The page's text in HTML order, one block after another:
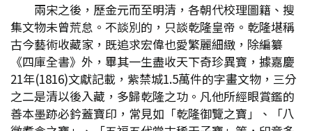
兩宋之後，歷金元而至明清，各朝代校理圖籍、搜
集文物未曾荒怠。不談別的，只談乾隆皇帝。乾隆堪稱
古今藝術收藏家，既追求宏偉也愛繁麗細緻，除編纂
《四庫全書》外，畢其一生盡收天下奇珍異寶，據嘉慶
21年(1816)文獻記載，紫禁城1.5萬件的字畫文物，三分
之二是清以後入藏，多歸乾隆之功。凡他所經眼賞鑑的
善本墨跡必鈐蓋寶印，常見如「乾隆御覽之寶」、「八